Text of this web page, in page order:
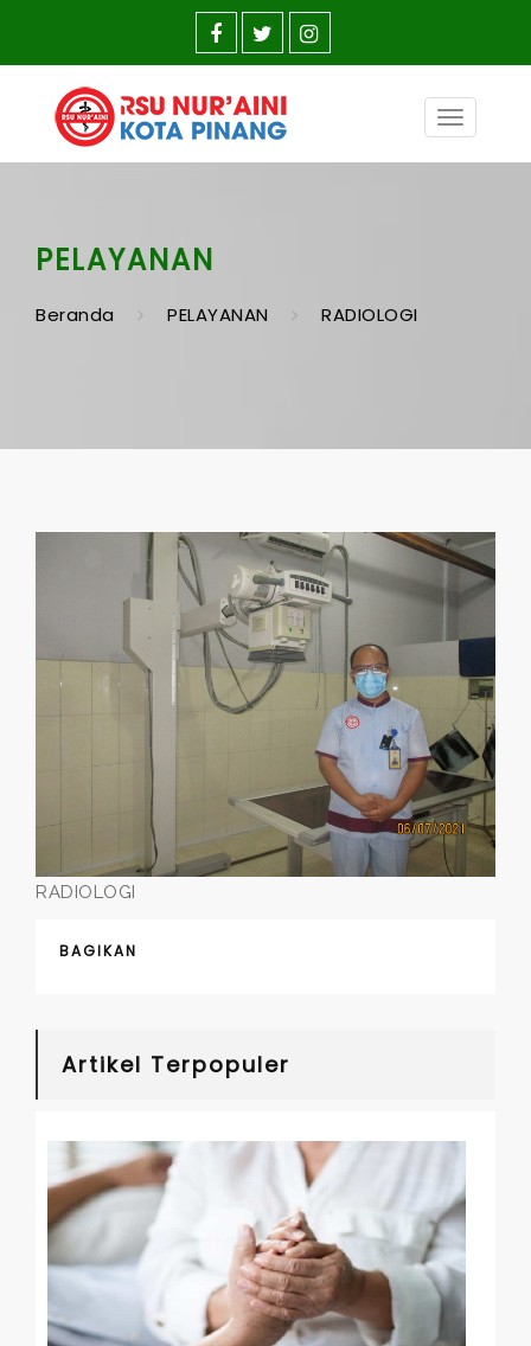
Toggle
PELAYANAN
Beranda PELAYANAN RADIOLOGI
RADIOLOGI
BAGIKAN
Artikel Terpopuler